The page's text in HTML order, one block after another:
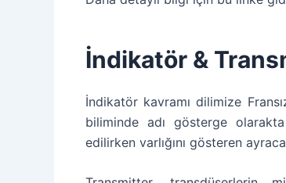
İndikatör &
İndikatör kavramı dilimize
biliminde adı gösterge
edilirken varlığını gösteren